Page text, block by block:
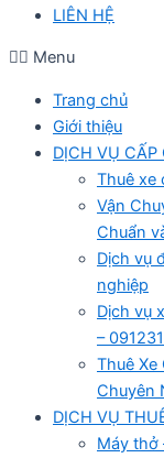
LIÊN HỆ
Menu
Trang chủ
Giới thiệu
DỊCH VỤ CẤP
Thuê xe
Vận
Chuẩn
Dịch vụ
nghiệp
Dịch vụ
–
Thuê Xe
Chuyên
DỊCH VỤ
Máy thở